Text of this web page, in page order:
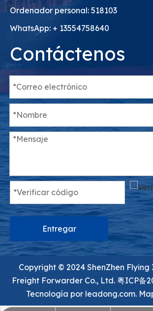
Ordenador personal: 518103
WhatsApp: + 13554758640
Contáctenos
Entregar
Copyright ©️ 2024 ShenZhen
Freight Forwarder Co., Ltd. 粤ICP备
Tecnología por leadong.com.